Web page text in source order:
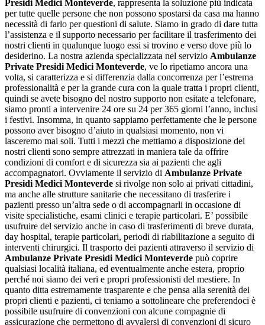
Presidi Medici Monteverde, rappresenta la soluzione più indicata
per tutte quelle persone che non possono spostarsi da casa ma hanno
necessità di farlo per questioni di salute. Siamo in grado di dare tutta
l’assistenza e il supporto necessario per facilitare il trasferimento dei
nostri clienti in qualunque luogo essi si trovino e verso dove più lo
desiderino. La nostra azienda specializzata nel servizio Ambulanze
Private Presidi Medici Monteverde, ve lo ripetiamo ancora una
volta, si caratterizza e si differenzia dalla concorrenza per l’estrema
professionalità e per la grande cura con la quale tratta i propri clienti,
quindi se avete bisogno del nostro supporto non esitate a telefonare,
siamo pronti a intervenire 24 ore su 24 per 365 giorni l’anno, inclusi
i festivi. Insomma, in quanto sappiamo perfettamente che le persone
possono aver bisogno d’aiuto in qualsiasi momento, non vi
lasceremo mai soli. Tutti i mezzi che mettiamo a disposizione dei
nostri clienti sono sempre attrezzati in maniera tale da offrire
condizioni di comfort e di sicurezza sia ai pazienti che agli
accompagnatori. Ovviamente il servizio di Ambulanze Private
Presidi Medici Monteverde si rivolge non solo ai privati cittadini,
ma anche alle strutture sanitarie che necessitano di trasferire i
pazienti presso un’altra sede o di accompagnarli in occasione di
visite specialistiche, esami clinici e terapie particolari. E’ possibile
usufruire del servizio anche in caso di trasferimenti di breve durata,
day hospital, terapie particolari, periodi di riabilitazione a seguito di
interventi chirurgici. Il trasporto dei pazienti attraverso il servizio di
Ambulanze Private Presidi Medici Monteverde può coprire
qualsiasi località italiana, ed eventualmente anche estera, proprio
perché noi siamo dei veri e propri professionisti del mestiere. In
quanto ditta estremamente trasparente e che pensa alla serenità dei
propri clienti e pazienti, ci teniamo a sottolineare che preferendoci è
possibile usufruire di convenzioni con alcune compagnie di
assicurazione che permettono di avvalersi di convenzioni di sicuro